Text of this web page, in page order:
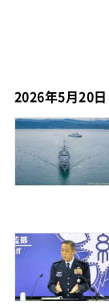
2026年5月20日